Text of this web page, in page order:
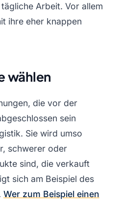
Arbeit. Vor allem
ihre eher knappen
wählen
die vor der
sein
Sie wird umso
schwerer oder
sind, die verkauft
sich am Beispiel des
Wer zum Beispiel einen